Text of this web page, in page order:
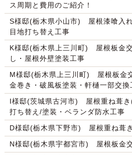
ス周期と費用のご紹介！
S様邸(栃木県小山市) 屋根漆喰入
目地打ち替え工事
K様邸(栃木県上三川町) 屋根板金
し・屋根外壁塗装工事
M様邸(栃木県上三川町) 屋根板金
金巻き・破風板塗装・軒樋一部交換
I様邸(茨城県古河市) 屋根重ね葺き
打ち替え/塗装・ベランダ防水工事
D様邸(栃木県下野市) 屋根重ね葺
N様邸(栃木県宇都宮市) 屋根板金